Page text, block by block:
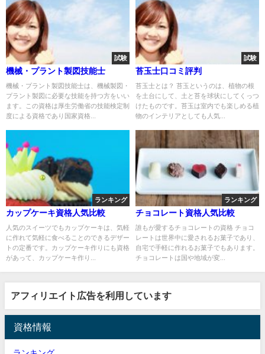
試験
機械・プラント製図技能士
機械・プラント製図技能士は、機械製図・
プラント製図に必要な技能を持つ方をいい
ます。この資格は厚生労働省の技能検定制
度による資格であり国家資格...
試験
苔玉士口コミ評判
苔玉士とは？ 苔玉というのは、植物の根
を土台にして、土と苔を球状にしてくっつ
けたものです。苔玉は室内でも楽しめる植
物のインテリアとしても人気...
ランキング
カップケーキ資格人気比較
人気のスイーツでもカップケーキは、気軽
に作れて気軽に食べることのできるデザー
トの定番です。カップケーキ作りにも資格
があって、カップケーキ作り...
ランキング
チョコレート資格人気比較
誰もが愛するチョコレートの資格 チョコ
レートは世界中に愛されるお菓子であり、
自宅で手軽に作れるお菓子でもあります。
チョコレートは国や地域が変...
アフィリエイト広告を利用しています
資格情報